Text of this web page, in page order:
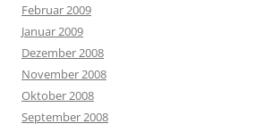
Februar 2009
Januar 2009
Dezember 2008
November 2008
Oktober 2008
September 2008